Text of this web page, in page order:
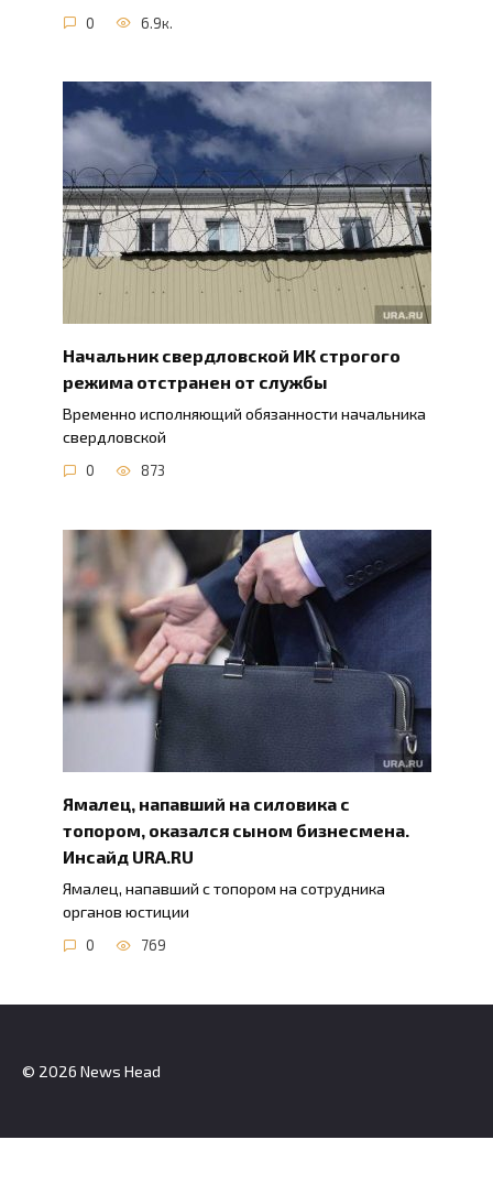
0 6.9к.
Начальник свердловской ИК строгого
режима отстранен от службы
Временно исполняющий обязанности начальника
свердловской
0 873
Ямалец, напавший на силовика с
топором, оказался сыном бизнесмена.
Инсайд URA.RU
Ямалец, напавший с топором на сотрудника
органов юстиции
0 769
© 2026 News Head